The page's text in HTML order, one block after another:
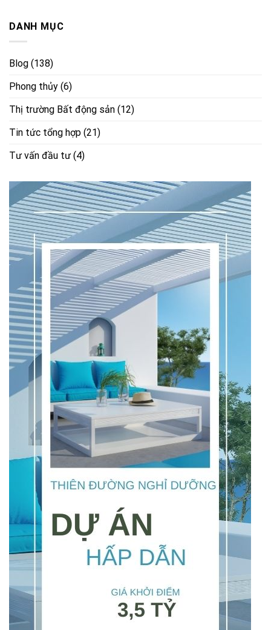
DANH MỤC
Blog (138)
Phong thủy (6)
Thị trường Bất động sản (12)
Tin tức tổng hợp (21)
Tư vấn đầu tư (4)